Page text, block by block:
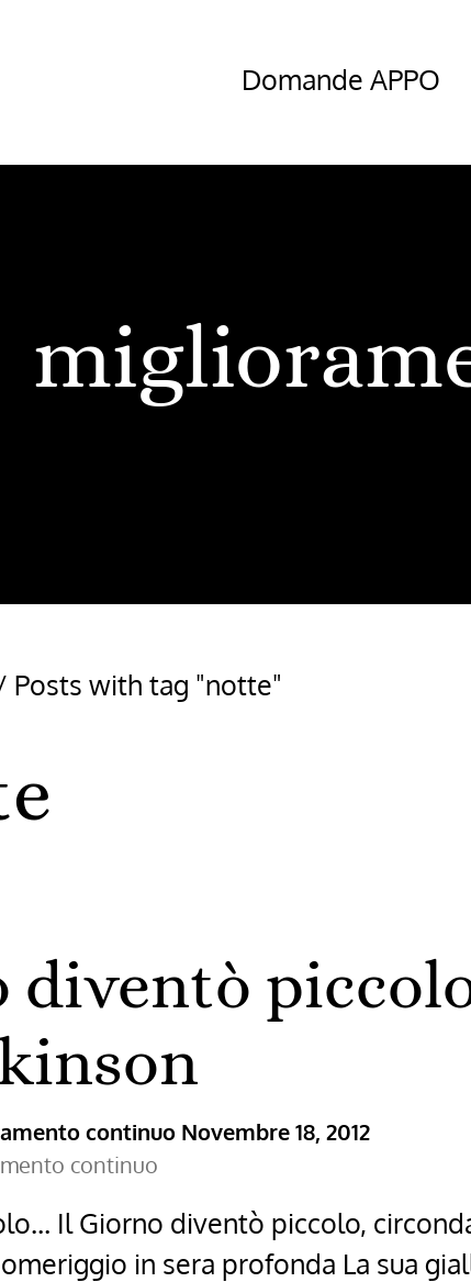
Domande APPO
Posts with tag "notte"
diventò
continuo Novembre 18, 2012
continuo
Il Giorno diventò piccolo,
in sera profonda La sua